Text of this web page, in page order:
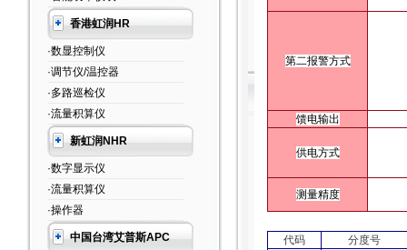
香港虹润HR
·数显控制仪
·调节仪/温控器
·多路巡检仪
·流量积算仪
新虹润NHR
·数字显示仪
·流量积算仪
·操作器
中国台湾艾普斯APC
第二报警方式
馈电输出
供电方式
测量精度
代码
分度号